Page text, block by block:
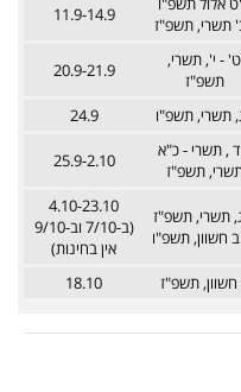
תשרי, תשפ"ז
11.9-14.9
ט' - י', תשרי,
תשפ"ז
20.9-21.9
תשרי, תשפ"ו 24.9
, תשרי - כ"א
תשפ"ז
25.9-2.10
תשרי, תשפ"ז
חשוון, תשפ"ו
4.10-23.10
(ב-7/10 וב-9/10
אין בחינות)
חשוון, תשפ"ז 18.10